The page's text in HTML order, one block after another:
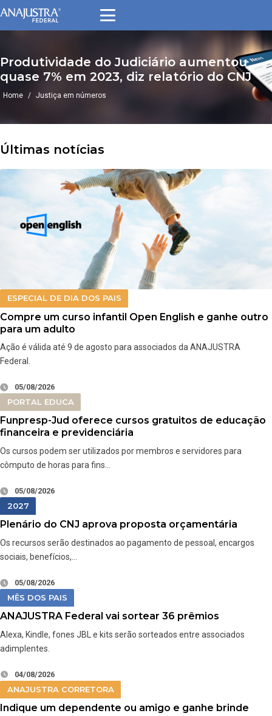
para
conteúdo
Produtividade do Judiciário aumentou
quase 7% em 2023, diz relatório do CNJ
Home / Justiça em números
Últimas notícias
PORTAL EDUCA
Funpresp-Jud oferece cursos gratuitos de educação
financeira e previdenciária
Os cursos podem ser utilizados por membros e servidores para
cômputo de horas para fins…
05/08/2026
ESPECIAL DE DIA DOS PAIS
Compre um curso infantil Open English e ganhe outro
para um adulto
Ação é válida até 9 de agosto para associados da ANAJUSTRA
Federal.
05/08/2026
2027
Plenário do CNJ aprova proposta orçamentária
Os recursos serão destinados ao pagamento de pessoal, encargos
sociais, benefícios,…
05/08/2026
MÊS DOS PAIS
ANAJUSTRA Federal vai sortear 36 prêmios
Alexa, Kindle, fones JBL e kits serão sorteados entre associados
adimplentes.
04/08/2026
ANAJUSTRA CORRETORA
Indique um dependente ou amigo e ganhe brinde